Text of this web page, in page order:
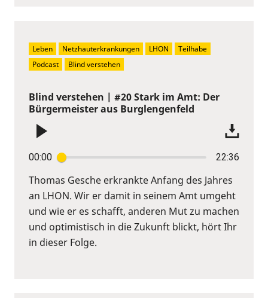
Blind verstehen | #20 Stark im Amt: Der
Bürgermeister aus Burglengenfeld
00:00 22:36
Thomas Gesche erkrankte Anfang des Jahres
an LHON. Wir er damit in seinem Amt umgeht
und wie er es schafft, anderen Mut zu machen
und optimistisch in die Zukunft blickt, hört Ihr
in dieser Folge.
Leben Netzhauterkrankungen LHON
Teilhabe
Podcast
Blind verstehen